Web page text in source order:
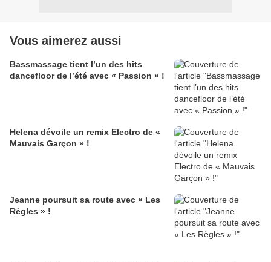
Vous aimerez aussi
Bassmassage tient l’un des hits
dancefloor de l’été avec « Passion » !
Helena dévoile un remix Electro de «
Mauvais Garçon » !
Jeanne poursuit sa route avec « Les
Règles » !